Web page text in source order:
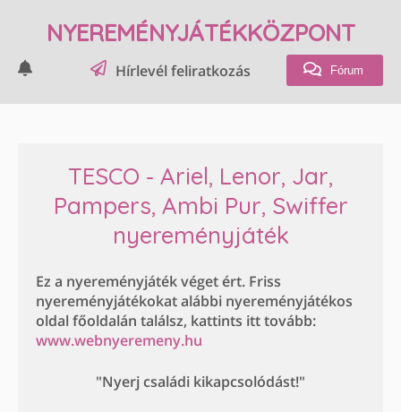
NYEREMÉNYJÁTÉKKÖZPONT
Hírlevél feliratkozás Fórum
TESCO - Ariel, Lenor, Jar,
Pampers, Ambi Pur, Swiffer
nyereményjáték
Ez a nyereményjáték véget ért. Friss
nyereményjátékokat alábbi nyereményjátékos
oldal főoldalán találsz, kattints itt tovább:
www.webnyeremeny.hu
"Nyerj családi kikapcsolódást!"